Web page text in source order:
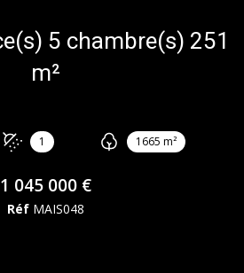
m²
1 1665 m²
1 045 000 €
Réf MAIS048